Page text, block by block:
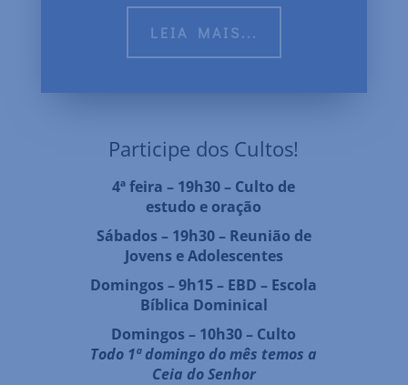
LEIA MAIS...
Participe dos Cultos!
4ª feira – 19h30 – Culto de
estudo e oração
Sábados – 19h30 – Reunião de
Jovens e Adolescentes
Domingos – 9h15 – EBD – Escola
Bíblica Dominical
Domingos – 10h30 – Culto
Todo 1ª domingo do mês temos a
Ceia do Senhor